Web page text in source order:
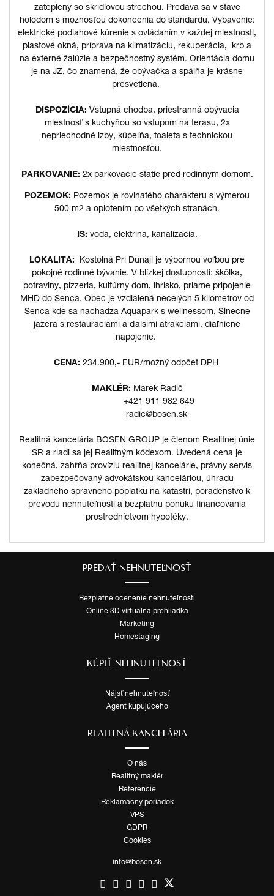
zateplený so škridlovou strechou. Predáva sa v stave
holodom s možnosťou dokončenia do štandardu. Vybavenie:
elektrické podlahové kúrenie s ovládaním v každej miestnosti,
plastové okná, príprava na klimatizáciu, rekuperácia, krb a
na externé žalúzie a bezpečnostný systém. Orientácia domu
je na JZ, čo znamená, že obývačka a spálňa je krásne
presvetlená.
DISPOZÍCIA: Vstupná chodba, priestranná obývacia
miestnosť s kuchyňou so vstupom na terasu, 2x
nepriechodné izby, kúpeľňa, toaleta s technickou
miestnosťou.
PARKOVANIE: 2x parkovacie státie pred rodinným domom.
POZEMOK: Pozemok je rovinatého charakteru s výmerou
500 m2 a oplotením po všetkých stranách.
IS: voda, elektrina, kanalizácia.
LOKALITA: Kostolná Pri Dunaji je výbornou voľbou pre
pokojné rodinné bývanie. V blízkej dostupnosti: škôlka,
potraviny, pizzeria, kultúrny dom, ihrisko, priame pripojenie
MHD do Senca. Obec je vzdialená necelých 5 kilometrov od
Senca kde sa nachádza Aquapark s wellnessom, Slnečné
jazerá s reštauráciami a ďalšími atrakciami, diaľničné
napojenie.
CENA: 234.900,- EUR/možný odpčet DPH
MAKLÉR: Marek Radič
+421 911 982 649
radic@bosen.sk
Realitná kancelária BOSEN GROUP je členom Realitnej únie
SR a riadi sa jej Realitným kódexom. Uvedená cena je
konečná, zahŕňa províziu realitnej kancelárie, právny servis
zabezpečovaný advokátskou kanceláriou, úhradu
základného správneho poplatku na katastri, poradenstvo k
prevodu nehnuteľnosti a bezplatnú ponuku financovania
prostredníctvom hypotéky.
PREDAŤ NEHNUTEĽNOSŤ
Bezplatné ocenenie nehnuteľnosti
Online 3D virtuálna prehliadka
Marketing
Homestaging
KÚPIŤ NEHNUTEĽNOSŤ
Nájsť nehnuteľnosť
Agent kupujúceho
REALITNÁ KANCELÁRIA
O nás
Realitný maklér
Referencie
Reklamačný poriadok
VPS
GDPR
Cookies
info@bosen.sk